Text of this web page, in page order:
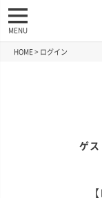
MENU
HOME ログイン
ゲス